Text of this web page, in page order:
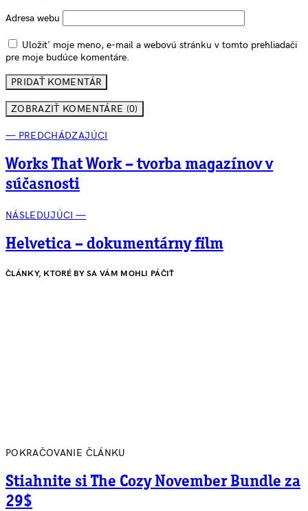
Adresa webu
Uložiť moje meno, e-mail a webovú stránku v tomto prehliadači
pre moje budúce komentáre.
ZOBRAZIŤ KOMENTÁRE (0)
— PREDCHÁDZAJÚCI
Works That Work – tvorba magazínov v
súčasnosti
NÁSLEDUJÚCI —
Helvetica – dokumentárny film
ČLÁNKY, KTORÉ BY SA VÁM MOHLI PÁČIŤ
POKRAČOVANIE ČLÁNKU
Stiahnite si The Cozy November Bundle za
29$